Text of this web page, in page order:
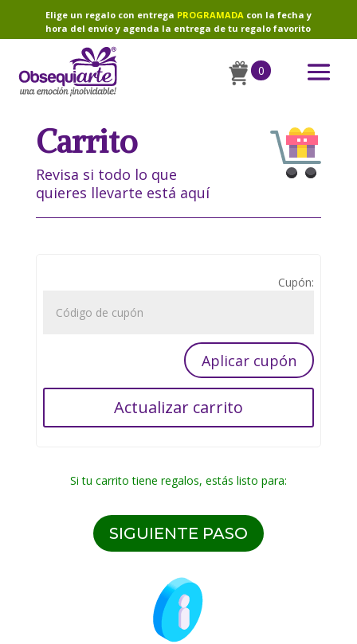
Elige un regalo con entrega PROGRAMADAcon la fecha y
hora del envío y agenda la entrega de tu regalo favorito
0
Carrito
Revisa si todo lo que
quieres llevarte está aquí
Cupón:
Aplicar cupón
Actualizar carrito
Si tu carrito tiene regalos, estás listo para:
SIGUIENTE PASO